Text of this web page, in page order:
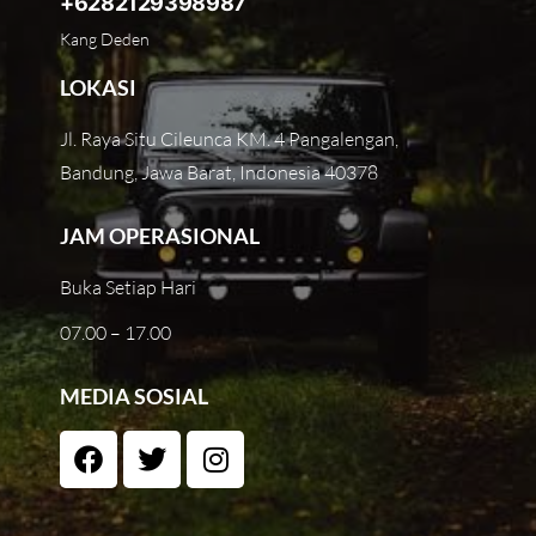
Kang Deden
LOKASI
Jl. Raya Situ Cileunca KM. 4 Pangalengan,
Bandung, Jawa Barat, Indonesia 40378
JAM OPERASIONAL
Buka Setiap Hari
07.00 – 17.00
MEDIA SOSIAL